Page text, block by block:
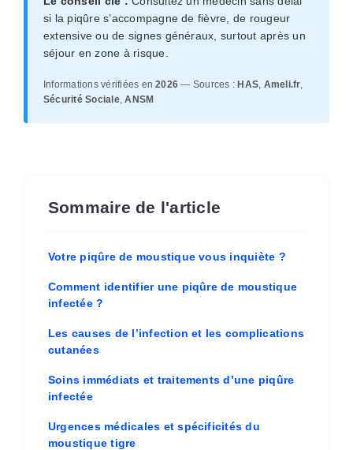
si la piqûre s’accompagne de fièvre, de rougeur
extensive ou de signes généraux, surtout après un
séjour en zone à risque.
Informations vérifiées en2026 — Sources : HAS, Ameli.fr,
Sécurité Sociale,ANSM
Sommaire de l'article
Votre piqûre de moustique vous inquiète ?
Comment identifier une piqûre de moustique
infectée ?
Les causes de l’infection et les complications
cutanées
Soins immédiats et traitements d’une piqûre
infectée
Urgences médicales et spécificités du
moustique tigre